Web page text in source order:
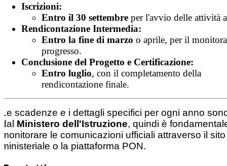
Iscrizioni:
Entro il 30 settembre per l'avvio delle attività
Rendicontazione Intermedia:
Entro la fine di marzo o aprile, per il
progresso.
Conclusione del Progetto e Certificazione:
Entro luglio, con il completamento della
rendicontazione finale.
Le scadenze e i dettagli specifici per ogni anno
dal Ministero dell'Istruzione, quindi è
monitorare le comunicazioni ufficiali attraverso il sito
ministeriale o la piattaforma PON.